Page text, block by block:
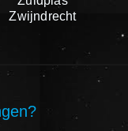
Zwijndrecht